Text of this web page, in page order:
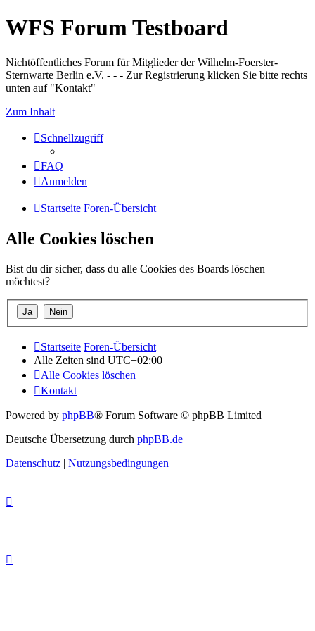
WFS Forum Testboard
Nichtöffentliches Forum für Mitglieder der Wilhelm-Foerster-
Sternwarte Berlin e.V. - - - Zur Registrierung klicken Sie bitte rechts
unten auf "Kontakt"
Zum Inhalt
Schnellzugriff
FAQ
Anmelden
Startseite Foren-Übersicht
Alle Cookies löschen
Bist du dir sicher, dass du alle Cookies des Boards löschen
möchtest?
Startseite Foren-Übersicht
Alle Zeiten sind UTC+02:00
Alle Cookies löschen
Kontakt
Powered by phpBB® Forum Software © phpBB Limited
Deutsche Übersetzung durch phpBB.de
Datenschutz | Nutzungsbedingungen